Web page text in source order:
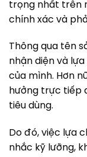
trọng nhất trên
chính xác và
Thông qua tên
nhận diện và
của mình. Hơn
hưởng trực tiếp
tiêu dùng.
Do đó, việc lựa
nhắc kỹ lưỡng,